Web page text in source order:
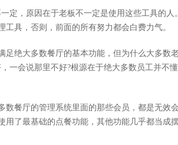
，原因在于老板不一定是使用这些工具的人。
具，否则，前面的所有努力都会白费力气。
绝大多数餐厅的基本功能，但为什么大多数
一会说那里不好?根源在于绝大多数员工并不
餐厅的管理系统里面的那些会员，都是无效会
用了最基础的点餐功能，其他功能几乎都当成